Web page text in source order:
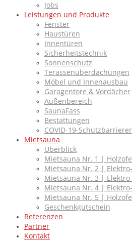
Jobs
Leistungen und Produkte
Fenster
Haustüren
Innentüren
Sicherheitstechnik
Sonnenschutz
Terassenüberdachungen
Möbel und Innenausbau
Garagentore & Vordächer
Außenbereich
SaunaFass
Bestattungen
COVID-19-
Mietsauna
Überblick
Mietsauna Nr. 1 |
Mietsauna Nr. 2 |
Mietsauna Nr. 3 |
Mietsauna Nr. 4 |
Mietsauna Nr. 5 |
Geschenkgutschein
Referenzen
Partner
Kontakt